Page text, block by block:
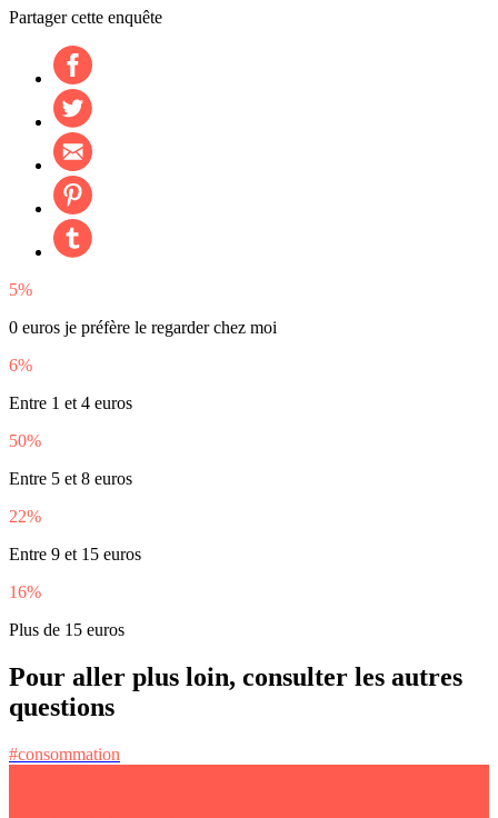
Partager cette enquête
5%
0 euros je préfère le regarder chez moi
6%
Entre 1 et 4 euros
50%
Entre 5 et 8 euros
22%
Entre 9 et 15 euros
16%
Plus de 15 euros
Pour aller plus loin, consulter les autres
questions
#consommation